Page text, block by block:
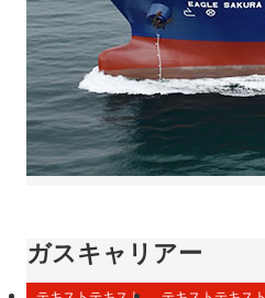
ガスキャリアー